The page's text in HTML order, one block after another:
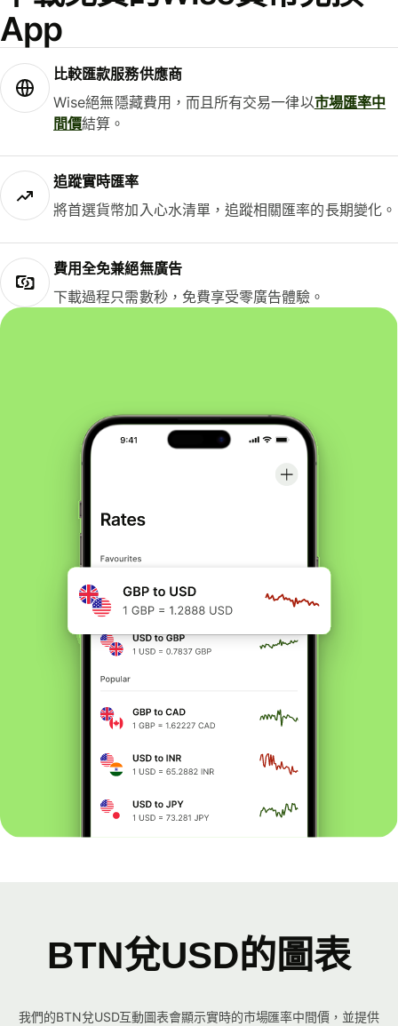
App
比較匯款服務供應商
Wise絕無隱藏費用，而且所有交易一律以市場匯率中
間價結算。
追蹤實時匯率
將首選貨幣加入心水清單，追蹤相關匯率的長期變化。
費用全免兼絕無廣告
下載過程只需數秒，免費享受零廣告體驗。
BTN兌USD的圖表
我們的BTN兌USD互動圖表會顯示實時的市場匯率中間價，並提供